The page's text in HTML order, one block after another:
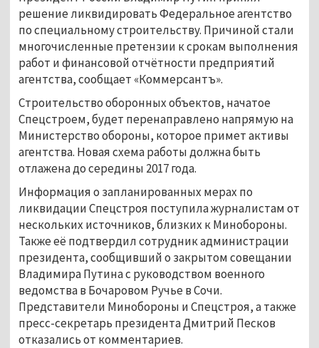
решение ликвидировать Федеральное агентство
по специальному строительству. Причиной стали
многочисленные претензии к срокам выполнения
работ и финансовой отчётности предприятий
агентства, сообщает «Коммерсантъ».
Строительство оборонных объектов, начатое
Спецстроем, будет перенаправлено напрямую на
Министерство обороны, которое примет активы
агентства. Новая схема работы должна быть
отлажена до середины 2017 года.
Информация о запланированных мерах по
ликвидации Спецстроя поступила журналистам от
нескольких источников, близких к Минобороны.
Также её подтвердил сотрудник администрации
президента, сообщивший о закрытом совещании
Владимира Путина с руководством военного
ведомства в Бочаровом Ручье в Сочи.
Представители Минобороны и Спецстроя, а также
пресс-секретарь президента Дмитрий Песков
отказались от комментариев.